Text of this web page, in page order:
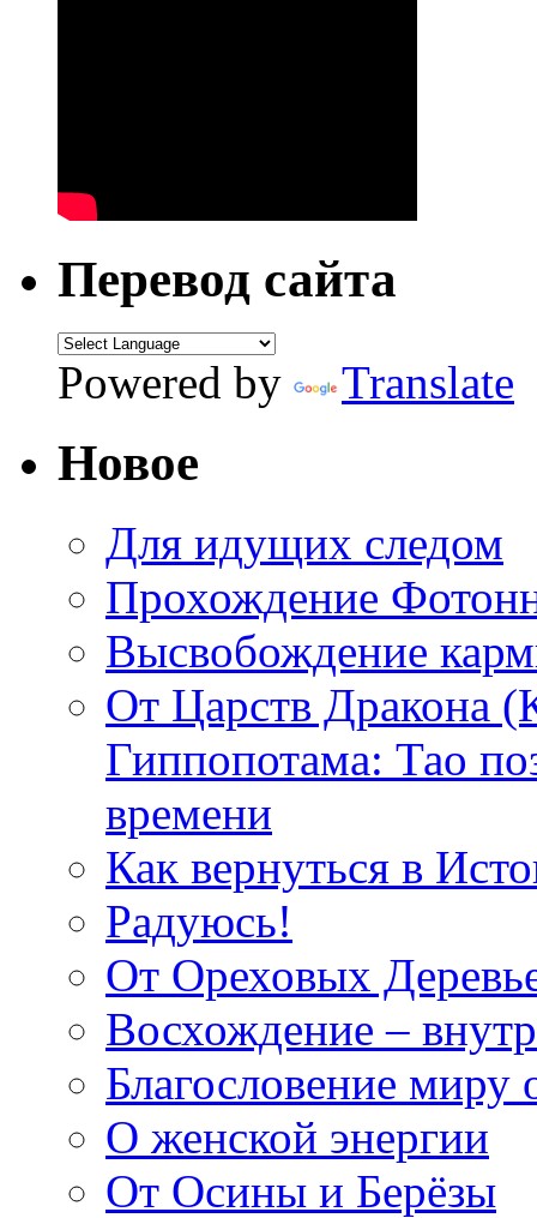
Перевод сайта
Powered by Translate
Новое
Для идущих следом
Прохождение
Высвобождение
От Царств Дракона
Гиппопотама: Тао
времени
Как вернуться в
Радуюсь!
От Ореховых
Восхождение –
Благословение миру
О женской энергии
От Осины и Берёзы